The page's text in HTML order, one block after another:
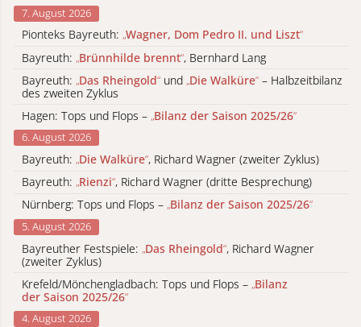
7. August 2026
Pionteks Bayreuth: „Wagner, Dom Pedro II. und Liszt“
Bayreuth: „Brünnhilde brennt“, Bernhard Lang
Bayreuth: „Das Rheingold“ und „Die Walküre“ – Halbzeitbilanz
des zweiten Zyklus
Hagen: Tops und Flops – „Bilanz der Saison 2025/26“
6. August 2026
Bayreuth: „Die Walküre“, Richard Wagner (zweiter Zyklus)
Bayreuth: „Rienzi“, Richard Wagner (dritte Besprechung)
Nürnberg: Tops und Flops – „Bilanz der Saison 2025/26“
5. August 2026
Bayreuther Festspiele: „Das Rheingold“, Richard Wagner
(zweiter Zyklus)
Krefeld/Mönchengladbach: Tops und Flops – „Bilanz
der Saison 2025/26“
4. August 2026